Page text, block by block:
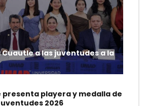
Cuautle a las juventudes a la
presenta playera y medalla de
2026